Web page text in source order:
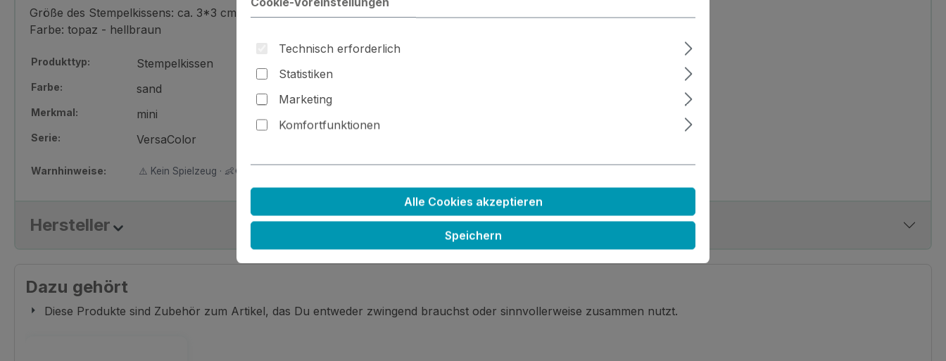
Größe des Stempelkissens: ca. 3*3 cm
Farbe: topaz - hellbraun
Produkttyp: Stempelkissen
Farbe: sand
Merkmal: mini
Serie: VersaColor
Warnhinweise: ⚠️ Kein Spielzeug · 👶🚫 Nicht für Kinder · ⚙️ Kleinteile / scharfe Kanten · 🚫🍴 Nicht essbar
Hersteller
Dazu gehört
Diese Produkte sind Zubehör zum Artikel, das Du entweder zwingend brauchst oder sinnvollerweise zusammen nutzt.
Technisch erforderlich
Statistiken
Marketing
Komfortfunktionen
Alle Cookies akzeptieren
Speichern